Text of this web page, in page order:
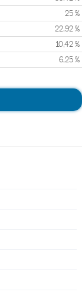
25 %
22,92 %
10,42 %
6,25 %